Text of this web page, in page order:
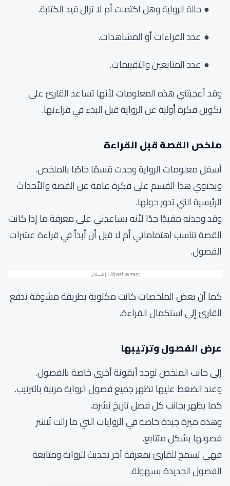
حالة الرواية وهل اكتملت أم لا تزال قيد الكتابة.
عدد القراءات أو المشاهدات.
عدد المتابعين والتقييمات.
وقد أعجبتني هذه المعلومات لأنها تساعد القارئ على
تكوين فكرة أولية عن الرواية قبل البدء في قراءتها.
ملخص القصة قبل القراءة
أسفل معلومات الرواية وجدت قسمًا خاصًا بالملخص.
ويحتوي هذا القسم على فكرة عامة عن القصة والأحداث
الرئيسية التي تدور حولها.
وقد وجدته مفيدًا جدًا لأنه يساعدني على معرفة ما إذا كانت
القصة تناسب اهتماماتي أم لا قبل أن أبدأ في قراءة عشرات
الفصول.
كما أن بعض الملخصات كانت مكتوبة بطريقة مشوقة تدفع
القارئ إلى استكمال القراءة.
عرض الفصول وترتيبها
إلى جانب الملخص توجد أيقونة أخرى خاصة بالفصول.
وعند الضغط عليها تظهر جميع فصول الرواية مرتبة بالترتيب.
كما يظهر بجانب كل فصل تاريخ نشره.
وهذه ميزة جيدة خاصة في الروايات التي ما زالت تُنشر
فصولها بشكل متتابع.
فهي تسمح للقارئ بمعرفة آخر تحديث للرواية ومتابعة
الفصول الجديدة بسهولة.